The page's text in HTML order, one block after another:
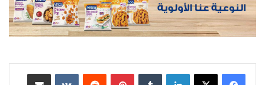
لينكدإن بينتيريست
مشاركة عبر البريد